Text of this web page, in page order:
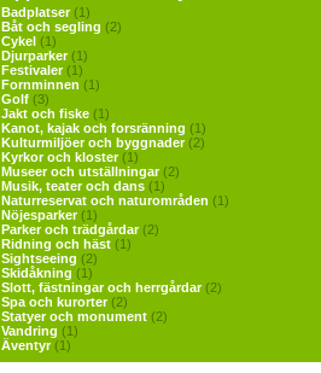
Badplatser(1)
Båt och segling (2)
Cykel (1)
Djurparker(1)
Festivaler(1)
Fornminnen (1)
Golf (3)
Jakt och fiske (1)
Kanot, kajak och forsränning (1)
Kulturmiljöer och byggnader(2)
Kyrkor och kloster(1)
Museer och utställningar(2)
Musik, teater och dans (1)
Naturreservat och naturområden (1)
Nöjesparker(1)
Parker och trädgårdar(2)
Ridning och häst (1)
Sightseeing (2)
Skidåkning (1)
Slott, fästningar och herrgårdar(2)
Spa och kurorter(2)
Statyer och monument (2)
Vandring (1)
Äventyr(1)